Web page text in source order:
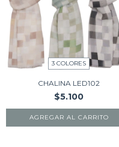
3 COLORES
CHALINA LED102
$5.100
AGREGAR AL CARRITO